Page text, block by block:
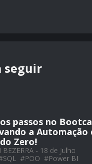
seguir
passos no
a Automação
Zero!
BEZERRA - 18 de Julho
SQL #POO #Power BI